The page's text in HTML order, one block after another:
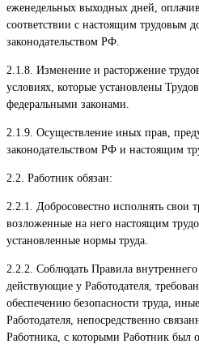
еженедельных выходных дней,
соответствии с настоящим трудовым
законодательством РФ.
2.1.8. Изменение и расторжение
условиях, которые установлены
федеральными законами.
2.1.9. Осуществление иных прав,
законодательством РФ и настоящим
2.2. Работник обязан:
2.2.1. Добросовестно исполнять свои
возложенные на него настоящим
установленные нормы труда.
2.2.2. Соблюдать Правила внутреннего
действующие у Работодателя,
обеспечению безопасности труда,
Работодателя, непосредственно
Работника, с которыми Работник был